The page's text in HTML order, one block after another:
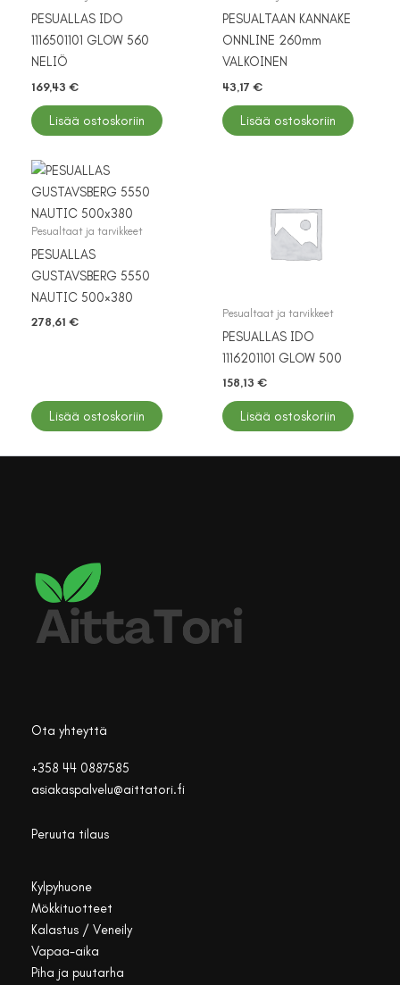
PESUALLAS IDO
1116501101 GLOW 560
NELIÖ
169,43 €
Lisää ostoskoriin
PESUALTAAN KANNAKE
ONNLINE 260mm
VALKOINEN
43,17 €
Lisää ostoskoriin
Pesualtaat ja tarvikkeet
PESUALLAS
GUSTAVSBERG 5550
NAUTIC 500×380
278,61 €
Lisää ostoskoriin
Pesualtaat ja tarvikkeet
PESUALLAS IDO
1116201101 GLOW 500
158,13 €
Lisää ostoskoriin
Ota yhteyttä
+358 44 0887585
asiakaspalvelu@aittatori.fi
Peruuta tilaus
Kylpyhuone
Mökkituotteet
Kalastus / Veneily
Vapaa-aika
Piha ja puutarha